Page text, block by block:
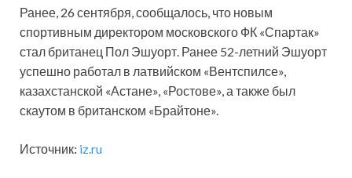
Ранее, 26 сентября, сообщалось, что новым
спортивным директором московского ФК «Спартак»
стал британец Пол Эшуорт. Ранее 52-летний Эшуорт
успешно работал в латвийском «Вентспилсе»,
казахстанской «Астане», «Ростове», а также был
скаутом в британском «Брайтоне».
Источник: iz.ru